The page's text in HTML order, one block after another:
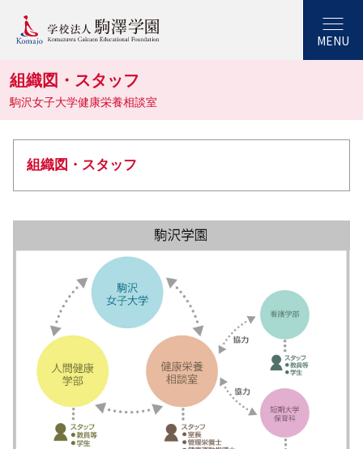
MENU
組織図・スタッフ
駒沢女子大学健康栄養相談室
組織図・スタッフ